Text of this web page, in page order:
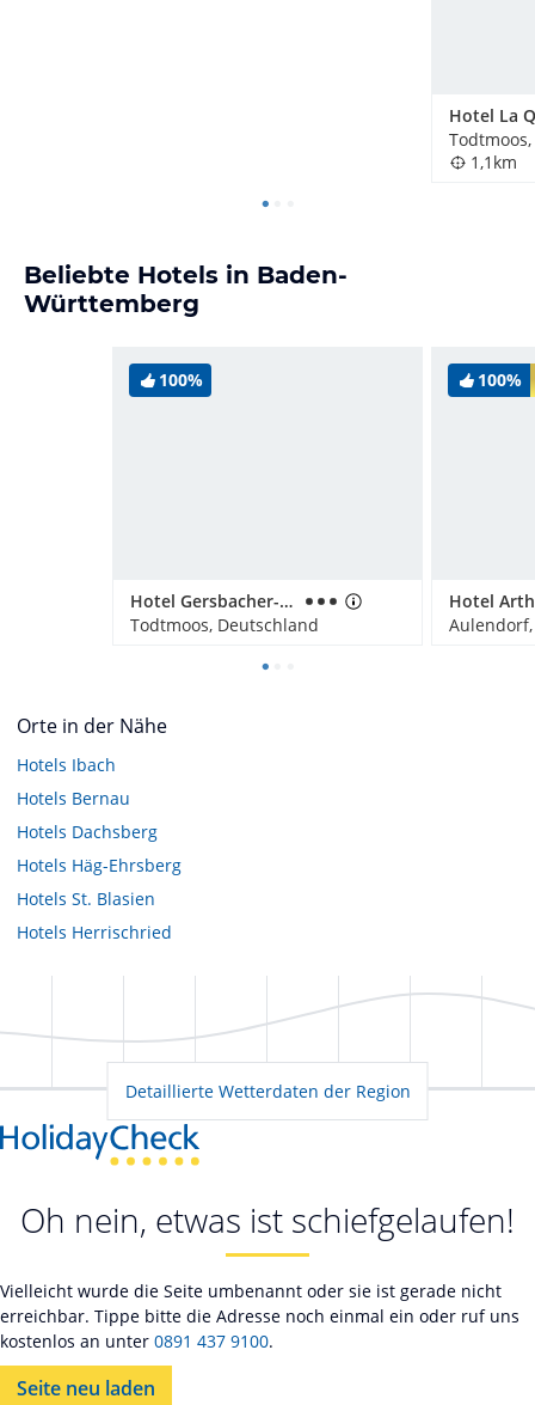
Hotel La
1,1km
Beliebte Hotels in Baden-
Württemberg
100%
Hotel Gersbacher-Hof
Todtmoos, Deutschland
100%
Hotel
Orte in der Nähe
Hotels Ibach
Hotels Bernau
Hotels Dachsberg
Hotels Häg-Ehrsberg
Hotels St. Blasien
Hotels Herrischried
Detaillierte Wetterdaten der Region
Oh nein, etwas ist schiefgelaufen!
Vielleicht wurde die Seite umbenannt oder sie ist gerade nicht
erreichbar. Tippe bitte die Adresse noch einmal ein oder ruf uns
kostenlos an unter 0891 437 9100.
Seite neu laden